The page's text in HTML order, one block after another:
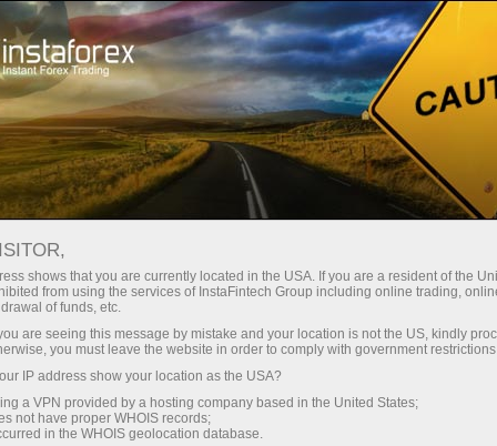
مع إنستا فوركس، يمكنك الوصول إلى
إلى 1:5000، وبعض من أفضل فروق
الأسعار والعمولات في السوق، وظروف
مواتية لتداول الأسهم والمؤشرات
صغير الحجم
30% مكافأة
لكل إيداع
سرعة
في التجارة وعلى الطريق السريع
shows that you are currently located in the USA. If you are a resident of the
from using the services of InstaFintech Group including online trading,
of funds, etc.
are seeing this message by mistake and your location is not the US, kindly
you must leave the website in order to comply with government
IP address show your location as the USA?
a VPN provided by a hosting company based in the United States;
not have proper WHOIS records;
in the WHOIS geolocation database.